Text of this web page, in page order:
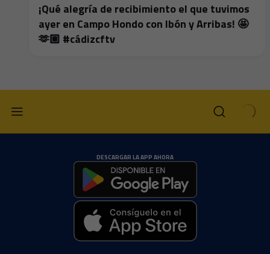
¡Qué alegría de recibimiento el que tuvimos
ayer en Campo Hondo con Ibón y Arribas! 🤩
🫶🏼 #cádizcftv
DESCARGAR LA APP AHORA